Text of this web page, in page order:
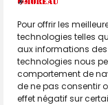
Pour offrir les
technologies telles
aux informations
technologies nous
comportement de
de ne pas consentir
effet négatif sur
+32 71 45 86